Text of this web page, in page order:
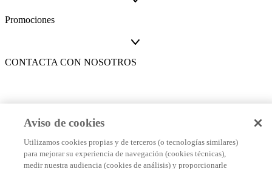
Promociones
CONTACTA CON NOSOTROS
Este es un sitio seguro
Aviso de cookies
Utilizamos cookies propias y de terceros (o tecnologías similares)
para mejorar su experiencia de navegación (cookies técnicas),
medir nuestra audiencia (cookies de análisis) y proporcionarle